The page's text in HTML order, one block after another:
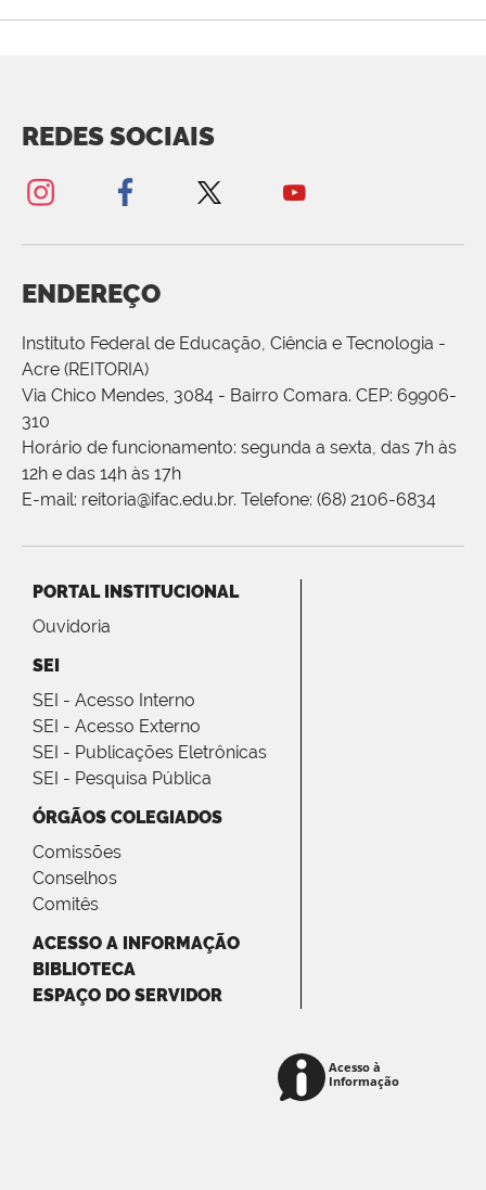
REDES SOCIAIS
ENDEREÇO
Instituto Federal de Educação, Ciência e Tecnologia -
Acre (REITORIA)
Via Chico Mendes, 3084 - Bairro Comara. CEP: 69906-
310
Horário de funcionamento: segunda a sexta, das 7h às
12h e das 14h às 17h
E-mail: reitoria@ifac.edu.br. Telefone: (68) 2106-6834
PORTAL INSTITUCIONAL
Ouvidoria
SEI
SEI - Acesso Interno
SEI - Acesso Externo
SEI - Publicações Eletrônicas
SEI - Pesquisa Pública
ÓRGÃOS COLEGIADOS
Comissões
Conselhos
Comitês
ACESSO A INFORMAÇÃO
BIBLIOTECA
ESPAÇO DO SERVIDOR